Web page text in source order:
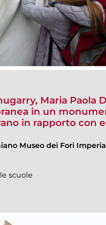
Maria Paola
in un
in rapporto con
Museo dei Fori
scuole